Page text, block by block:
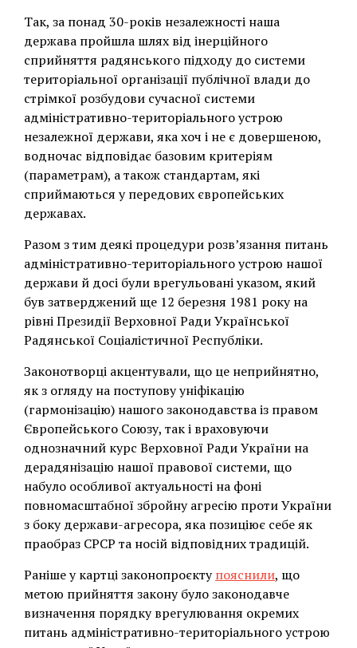
Так, за понад 30-років незалежності наша
держава пройшла шлях від інерційного
сприйняття радянського підходу до системи
територіальної організації публічної влади до
стрімкої розбудови сучасної системи
адміністративно-територіального устрою
незалежної держави, яка хоч і не є довершеною,
водночас відповідає базовим критеріям
(параметрам), а також стандартам, які
сприймаються у передових європейських
державах.
Разом з тим деякі процедури розв’язання питань
адміністративно-територіального устрою нашої
держави й досі були врегульовані указом, який
був затверджений ще 12 березня 1981 року на
рівні Президії Верховної Ради Української
Радянської Соціалістичної Республіки.
Законотворці акцентували, що це неприйнятно,
як з огляду на поступову уніфікацію
(гармонізацію) нашого законодавства із правом
Європейського Союзу, так і враховуючи
однозначний курс Верховної Ради України на
дерадянізацію нашої правової системи, що
набуло особливої актуальності на фоні
повномасштабної збройну агресію проти України
з боку держави-агресора, яка позиціює себе як
праобраз СРСР та носій відповідних традицій.
Раніше у картці законопроєктупояснили, що
метою прийняття закону було законодавче
визначення порядку врегулювання окремих
питань адміністративно-територіального устрою